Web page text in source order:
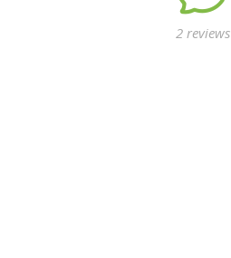
2 reviews